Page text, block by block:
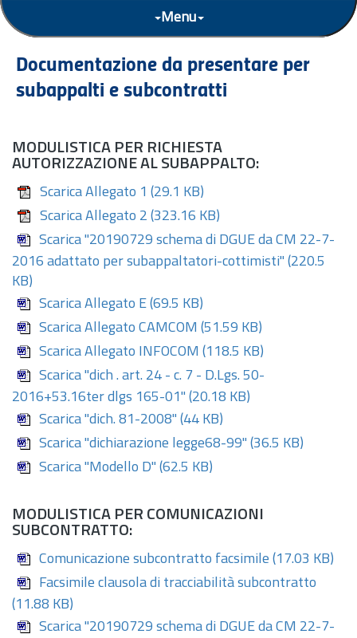
Menu
Documentazione da presentare per
subappalti e subcontratti
MODULISTICA PER RICHIESTA
AUTORIZZAZIONE AL SUBAPPALTO:
Scarica Allegato 1 (29.1 KB)
Scarica Allegato 2 (323.16 KB)
Scarica "20190729 schema di DGUE da CM 22-7-
2016 adattato per subappaltatori-cottimisti" (220.5
KB)
Scarica Allegato E (69.5 KB)
Scarica Allegato CAMCOM (51.59 KB)
Scarica Allegato INFOCOM (118.5 KB)
Scarica "dich . art. 24 - c. 7 - D.Lgs. 50-
2016+53.16ter dlgs 165-01" (20.18 KB)
Scarica "dich. 81-2008" (44 KB)
Scarica "dichiarazione legge68-99" (36.5 KB)
Scarica "Modello D" (62.5 KB)
MODULISTICA PER COMUNICAZIONI
SUBCONTRATTO:
Comunicazione subcontratto facsimile (17.03 KB)
Facsimile clausola di tracciabilità subcontratto
(11.88 KB)
Scarica "20190729 schema di DGUE da CM 22-7-